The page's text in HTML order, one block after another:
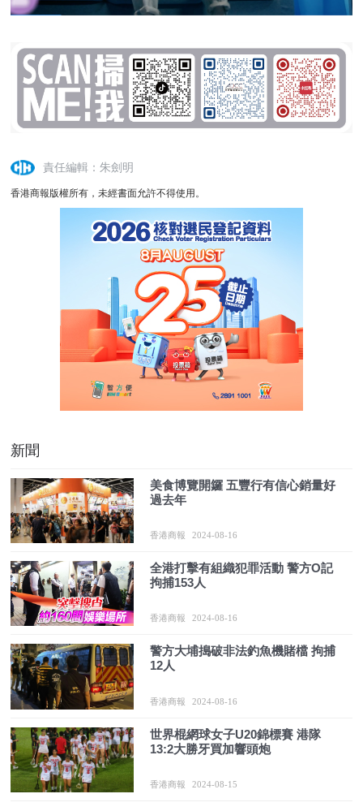
責任編輯：朱劍明
香港商報版權所有，未經書面允許不得使用。
新聞
美食博覽開鑼 五豐行有信心銷量好
過去年
香港商報 2024-08-16
全港打擊有組織犯罪活動 警方O記
拘捕153人
香港商報 2024-08-16
警方大埔搗破非法釣魚機賭檔 拘捕
12人
香港商報 2024-08-16
世界棍網球女子U20錦標賽 港隊
13:2大勝牙買加響頭炮
香港商報 2024-08-15